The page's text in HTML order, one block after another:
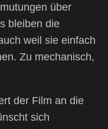
über
bleiben die
weil sie einfach
Zu mechanisch,
der Film an die
sich